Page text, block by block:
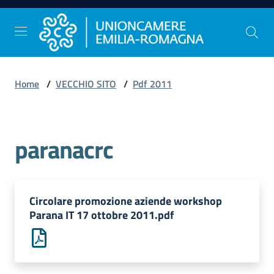
Vai al contenuto
Vai alla navigazione
Vai al footer
Statistica
al
Home / VECCHIO SITO / Pdf 2011
paranacrc
Circolare promozione aziende workshop
Parana IT 17 ottobre 2011.pdf